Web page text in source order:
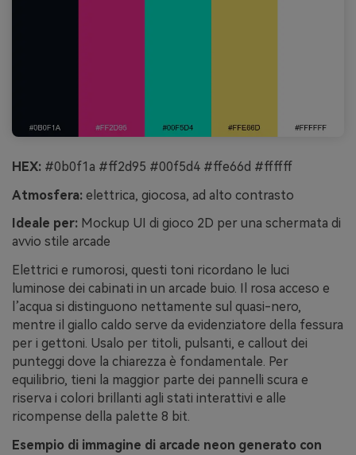
HEX: #0b0f1a #ff2d95 #00f5d4 #ffe66d #ffffff
Atmosfera: elettrica, giocosa, ad alto contrasto
Ideale per: Mockup UI di gioco 2D per una schermata di
avvio stile arcade
Elettrici e rumorosi, questi toni ricordano le luci
luminose dei cabinati in un arcade buio. Il rosa acceso e
l’acqua si distinguono nettamente sul quasi-nero,
mentre il giallo caldo serve da evidenziatore della fessura
per i gettoni. Usalo per titoli, pulsanti, e callout dei
punteggi dove la chiarezza è fondamentale. Per
equilibrio, tieni la maggior parte dei pannelli scura e
riserva i colori brillanti agli stati interattivi e alle
ricompense della palette 8 bit.
Esempio di immagine di arcade neon generato con